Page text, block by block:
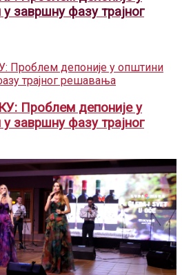
завршну фазу трајног
Проблем депоније у
завршну фазу трајног